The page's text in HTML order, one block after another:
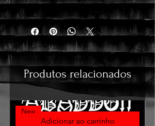
Produtos relacionados
Adicionar ao carrinho
New